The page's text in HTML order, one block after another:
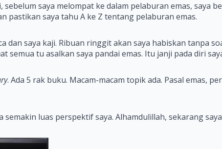
sebelum saya melompat ke dalam pelaburan emas, saya
pastikan saya tahu A ke Z tentang pelaburan emas.
dan saya kaji. Ribuan ringgit akan saya habiskan tanpa
semua tu asalkan saya pandai emas. Itu janji pada diri
. Ada 5 rak buku. Macam-macam topik ada. Pasal emas,
semakin luas perspektif saya. Alhamdulillah, sekarang